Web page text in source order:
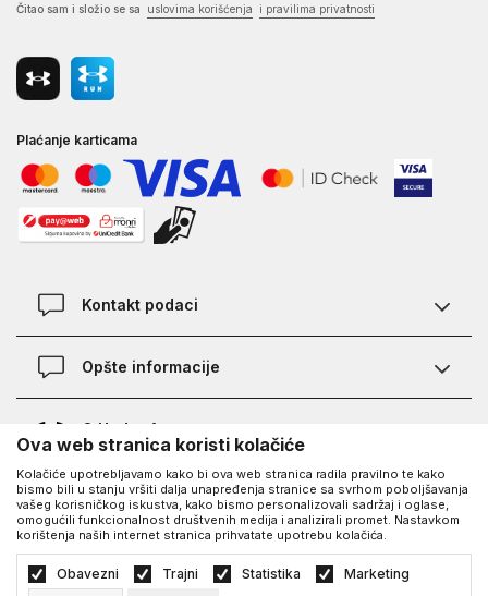
Čitao sam i složio se sa uslovima korišćenja i pravilima privatnosti
Plaćanje karticama
Kontakt podaci
Kontakt
Opšte informacije
Provjera statusa porudžbine
Najčešća pitanja
Kako kupiti
Zamjena veličine i zamjena artikla
O Under Armour-u
O nama - priča o UA
Saznajte više o UA
Karijera
Blog
UA Social
Facebook
©2026https://www.underarmour.ba/, IzradaNB SOFT. Sva prava zadržana.
Politika privatnosti
Uslovi korišćenja
Ova web stranica koristi kolačiće
Kolačiće upotrebljavamo kako bi ova web stranica radila pravilno te kako
bismo bili u stanju vršiti dalja unapređenja stranice sa svrhom poboljšavanja
vašeg korisničkog iskustva, kako bismo personalizovali sadržaj i oglase,
omogućili funkcionalnost društvenih medija i analizirali promet. Nastavkom
korištenja naših internet stranica prihvatate upotrebu kolačića.
Obavezni Trajni Statistika Marketing